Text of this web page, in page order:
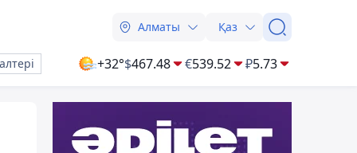
Алматы Қаз
+32°$467.48 €539.52 ₽5.73